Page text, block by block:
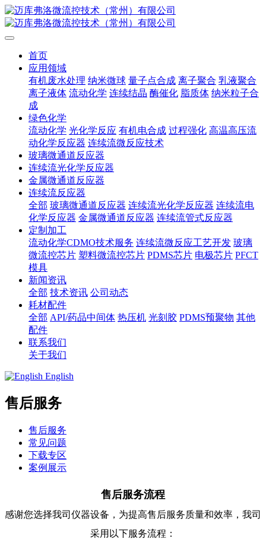
首页
应用领域
有机废水处理 纳米微球 量子点合成 离子聚合 乳液聚合
离子液体 流动化学 连续结晶 酶催化 脂质体 纳米粒子合
成
绿色化学
流动化学 光化学反应 有机电合成 过程强化 高温高压流
动化学反应器 连续流微反应技术
玻璃微通道反应器
连续流光化学反应器
金属微通道反应器
连续流反应器
全部 玻璃微通道反应器 连续流光化学反应器 连续流电
化学反应器 金属微通道反应器 连续流管式反应器
定制加工
流动化学CDMO技术服务 连续流微反应工艺开发 玻璃
微流控芯片 塑料微流控芯片 PDMS芯片 电极芯片 PFCT
模具
新闻资讯
全部 技术资讯 公司动态
耗材配件
全部 API/药品中间体 热压机 光刻胶 PDMS预聚物 其他
配件
联系我们
关于我们
English
售后服务
售后服务
常见问题
下载专区
案例展示
售后服务流程
感谢您选择我司仪器设备，为提高售后服务质量和效率，我司
采用以下服务流程：